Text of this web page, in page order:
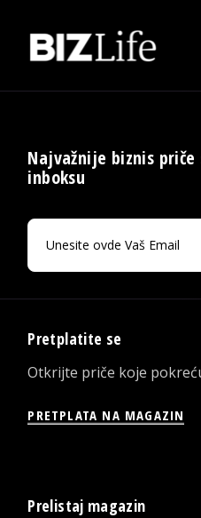
Najvažnije biznis priče
inboksu
Pretplatite se
Otkrijte priče koje
PRETPLATA NA MAGAZIN
Prelistaj magazin